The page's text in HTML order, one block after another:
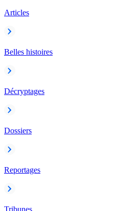
Articles
Belles histoires
Décryptages
Dossiers
Reportages
Tribunes